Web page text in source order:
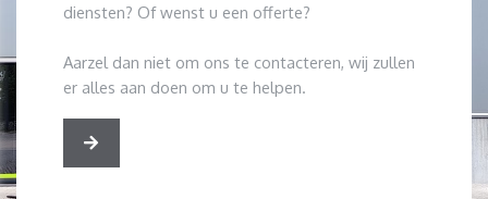
diensten? Of wenst u een offerte?
Aarzel dan niet om ons te contacteren, wij zullen
er alles aan doen om u te helpen.